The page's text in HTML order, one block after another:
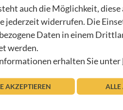
HOSPIZGRUPPE
auch die Möglichkeit,
jederzeit widerrufen. Die
Daten in einem
werden.
erhalten Sie unter
AKZEPTIEREN